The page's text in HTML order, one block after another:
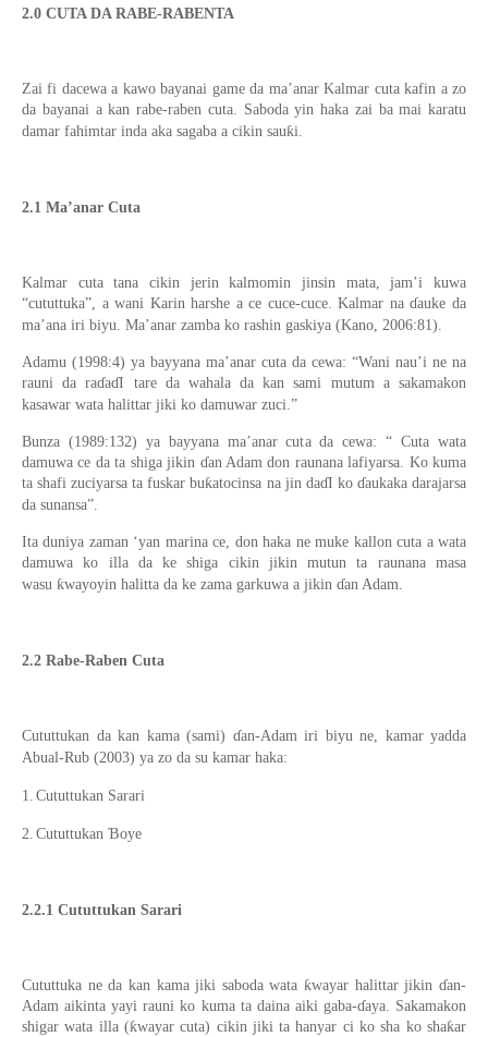
2.0 CUTA DA RABE-RABENTA
Zai fi dacewa a kawo bayanai game da ma’anar Kalmar cuta kafin a zo
da bayanai a kan rabe-raben cuta. Saboda yin haka zai ba mai karatu
damar fahimtar inda aka sagaba a cikin sauƙi.
2.1 Ma’anar Cuta
Kalmar cuta tana cikin jerin kalmomin jinsin mata, jam’i kuwa
“cututtuka”, a wani Karin harshe a ce cuce-cuce. Kalmar na ɗauke da
ma’ana iri biyu. Ma’anar zamba ko rashin gaskiya (Kano, 2006:81).
Adamu (1998:4) ya bayyana ma’anar cuta da cewa: “Wani nau’i ne na
rauni da raɗaɗI tare da wahala da kan sami mutum a sakamakon
kasawar wata halittar jiki ko damuwar zuci.”
Bunza (1989:132) ya bayyana ma’anar cuta da cewa: “ Cuta wata
damuwa ce da ta shiga jikin ɗan Adam don raunana lafiyarsa. Ko kuma
ta shafi zuciyarsa ta fuskar buƙatocinsa na jin daɗI ko ɗaukaka darajarsa
da sunansa”.
Ita duniya zaman ‘yan marina ce, don haka ne muke kallon cuta a wata
damuwa ko illa da ke shiga cikin jikin mutun ta raunana masa
wasu ƙwayoyin halitta da ke zama garkuwa a jikin ɗan Adam.
2.2 Rabe-Raben Cuta
Cututtukan da kan kama (sami) ɗan-Adam iri biyu ne, kamar yadda
Abual-Rub (2003) ya zo da su kamar haka:
1. Cututtukan Sarari
2. Cututtukan Ɓoye
2.2.1 Cututtukan Sarari
Cututtuka ne da kan kama jiki saboda wata ƙwayar halittar jikin ɗan-
Adam aikinta yayi rauni ko kuma ta daina aiki gaba-ɗaya. Sakamakon
shigar wata illa (ƙwayar cuta) cikin jiki ta hanyar ci ko sha ko shaƙar